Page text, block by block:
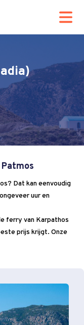
Dat kan eenvoudig
uur en
ferry van Karpathos
prijs krijgt. Onze